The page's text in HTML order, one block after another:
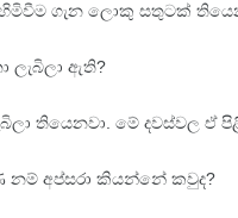
ගැන ලොකු සතුටක්
ලැබිලා ඇති?
තියෙනවා. මේ දවස්වල ඒ
අප්සරා කියන්නේ කවුද?